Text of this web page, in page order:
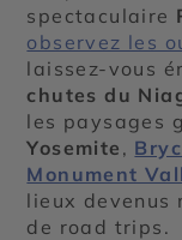
spectaculaire
observez les
laissez-vous
chutes du
les paysages
Yosemite ,
Monument
lieux devenus
de road trips.